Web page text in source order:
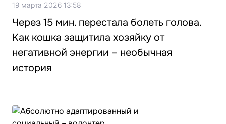
19 марта 2026 13:58
Через 15 мин. перестала болеть голова.
Как кошка защитила хозяйку от
негативной энергии – необычная
история